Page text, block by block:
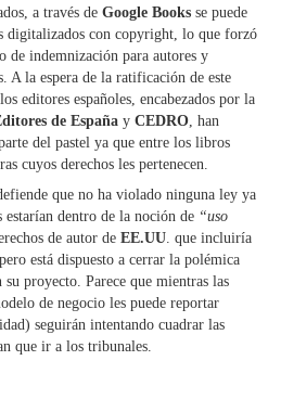
a través de Google Books se puede
digitalizados con copyright, lo que forzó
de indemnización para autores y
A la espera de la ratificación de este
editores españoles, encabezados por la
de España y CEDRO, han
del pastel ya que entre los libros
cuyos derechos les pertenecen.
que no ha violado ninguna ley ya
dentro de la noción de “uso
de autor de EE.UU. que incluiría
está dispuesto a cerrar la polémica
proyecto. Parece que mientras las
de negocio les puede reportar
seguirán intentando cuadrar las
que ir a los tribunales.